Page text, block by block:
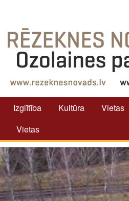
Izglītība Kultūra
Vietas
Vietas